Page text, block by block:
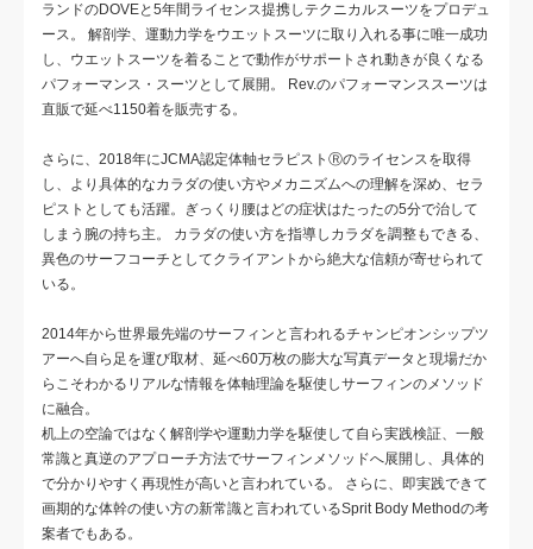
ランドのDOVEと5年間ライセンス提携しテクニカルスーツをプロデュ
ース。 解剖学、運動力学をウエットスーツに取り入れる事に唯一成功
し、ウエットスーツを着ることで動作がサポートされ動きが良くなる
パフォーマンス・スーツとして展開。 Rev.のパフォーマンススーツは
直販で延べ1150着を販売する。
さらに、2018年にJCMA認定体軸セラピストⓇのライセンスを取得
し、より具体的なカラダの使い方やメカニズムへの理解を深め、セラ
ピストとしても活躍。ぎっくり腰はどの症状はたったの5分で治して
しまう腕の持ち主。 カラダの使い方を指導しカラダを調整もできる、
異色のサーフコーチとしてクライアントから絶大な信頼が寄せられて
いる。
2014年から世界最先端のサーフィンと言われるチャンピオンシップツ
アーへ自ら足を運び取材、延べ60万枚の膨大な写真データと現場だか
らこそわかるリアルな情報を体軸理論を駆使しサーフィンのメソッド
に融合。
机上の空論ではなく解剖学や運動力学を駆使して自ら実践検証、一般
常識と真逆のアプローチ方法でサーフィンメソッドへ展開し、具体的
で分かりやすく再現性が高いと言われている。 さらに、即実践できて
画期的な体幹の使い方の新常識と言われているSprit Body Methodの考
案者でもある。